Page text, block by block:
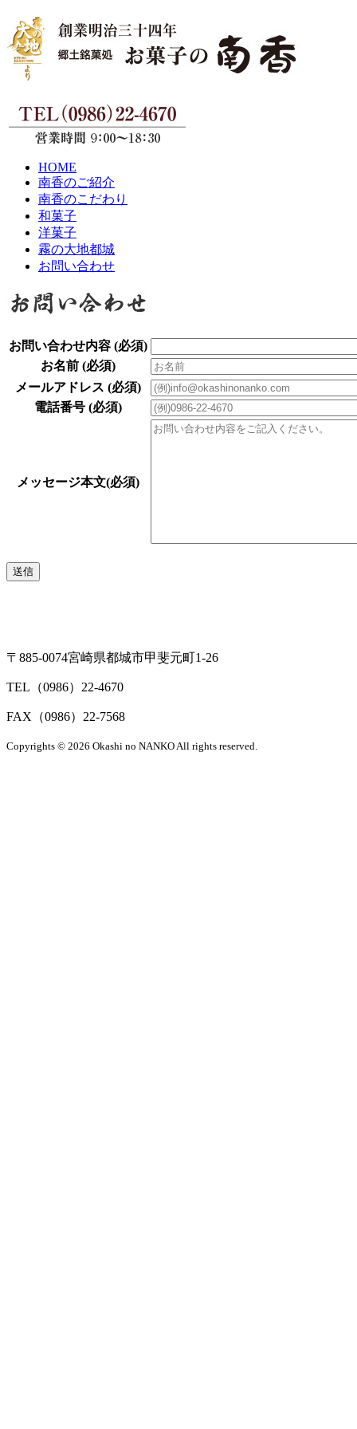
HOME
南香のご紹介
南香のこだわり
和菓子
洋菓子
霧の大地都城
お問い合わせ
お問い合わせ内容 (必須)
お名前 (必須)
メールアドレス (必須)
電話番号 (必須)
メッセージ本文(必須)
〒885-0074宮崎県都城市甲斐元町1-26
TEL（0986）22-4670
FAX（0986）22-7568
Copyrights © 2026 Okashi no NANKO All rights reserved.